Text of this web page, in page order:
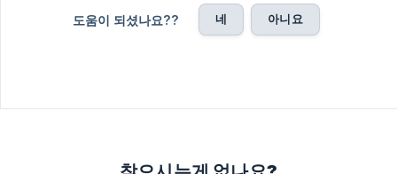
도움이 되셨나요?? 네 아니요